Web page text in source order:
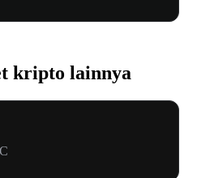
kripto lainnya